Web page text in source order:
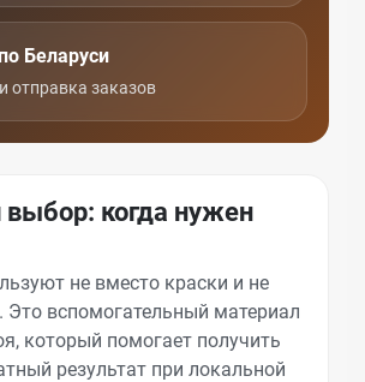
Беларуси
отправка заказов
когда нужен
не вместо краски и не
Это вспомогательный материал
который помогает получить
результат при локальной